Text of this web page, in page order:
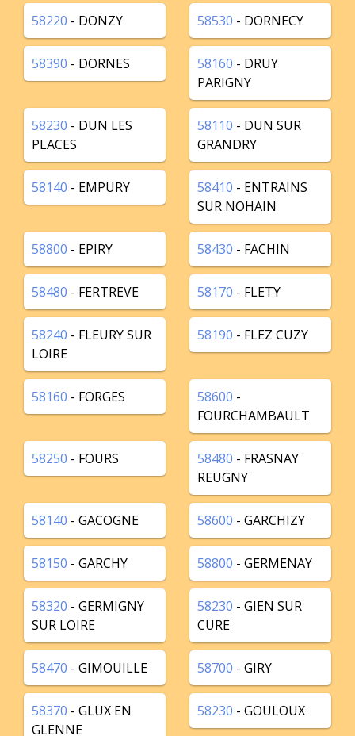
58220 - DONZY 58530 - DORNECY
58390 - DORNES 58160 - DRUY
PARIGNY
58230 - DUN LES
PLACES
58110 - DUN SUR
GRANDRY
58140 - EMPURY 58410 - ENTRAINS
SUR NOHAIN
58800 - EPIRY 58430 - FACHIN
58480 - FERTREVE 58170 - FLETY
58240 - FLEURY SUR
LOIRE
58190 - FLEZ CUZY
58160 - FORGES 58600 -
FOURCHAMBAULT
58250 - FOURS 58480 - FRASNAY
REUGNY
58140 - GACOGNE 58600 - GARCHIZY
58150 - GARCHY 58800 - GERMENAY
58320 - GERMIGNY
SUR LOIRE
58230 - GIEN SUR
CURE
58470 - GIMOUILLE 58700 - GIRY
58370 - GLUX EN
GLENNE
58230 - GOULOUX